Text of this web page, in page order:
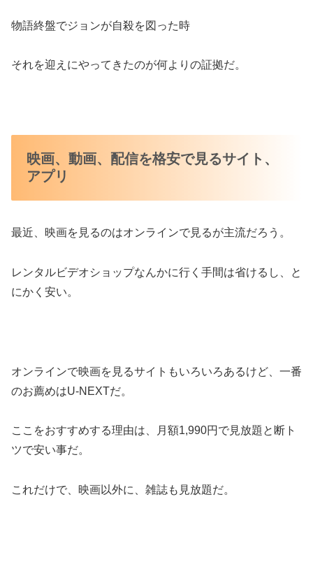
物語終盤でジョンが自殺を図った時
それを迎えにやってきたのが何よりの証拠だ。
映画、動画、配信を格安で見るサイト、
アプリ
最近、映画を見るのはオンラインで見るが主流だろう。
レンタルビデオショップなんかに行く手間は省けるし、と
にかく安い。
オンラインで映画を見るサイトもいろいろあるけど、一番
のお薦めはU-NEXTだ。
ここをおすすめする理由は、月額1,990円で見放題と断ト
ツで安い事だ。
これだけで、映画以外に、雑誌も見放題だ。